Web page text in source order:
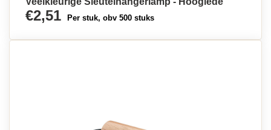
€2,51 Per stuk, obv 500 stuks